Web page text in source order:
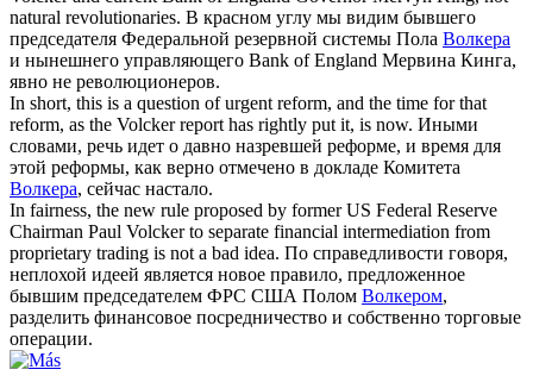
natural revolutionaries. В красном углу мы видим бывшего
председателя Федеральной резервной системы Пола Волкера
и нынешнего управляющего Bank of England Мервина Кинга,
явно не революционеров.
In short, this is a question of urgent reform, and the time for that
reform, as the Volckerreport has rightly put it, is now. Иными
словами, речь идет о давно назревшей реформе, и время для
этой реформы, как верно отмечено в докладе Комитета
Волкера, сейчас настало.
In fairness, the new rule proposed by former US Federal Reserve
Chairman Paul Volckerto separate financial intermediation from
proprietary trading is not a bad idea. По справедливости говоря,
неплохой идеей является новое правило, предложенное
бывшим председателем ФРС США Полом Волкером,
разделить финансовое посредничество и собственно торговые
операции.